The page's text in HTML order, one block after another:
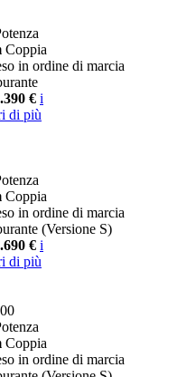
Coppia
in ordine di marcia
€ i
di più
Coppia
in ordine di marcia
(Versione S)
€ i
di più
Coppia
in ordine di marcia